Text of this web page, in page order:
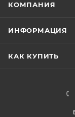
КОМПАНИЯ
ИНФОРМАЦИЯ
КАК КУПИТЬ